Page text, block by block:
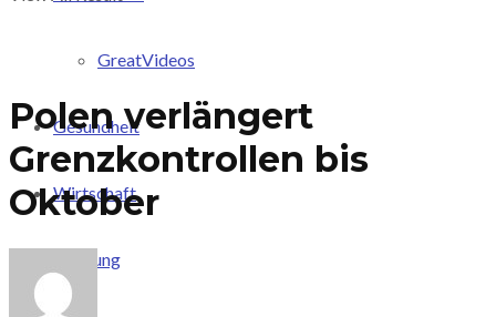
GreatVideos
Gesundheit
Wirtschaft
Meinung
Polen verlängert
Grenzkontrollen bis
Oktober